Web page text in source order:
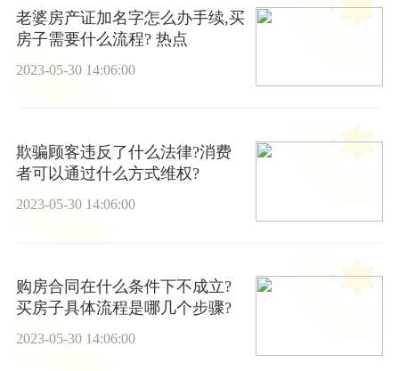
老婆房产证加名字怎么办手续,买
房子需要什么流程? 热点
2023-05-30 14:06:00
欺骗顾客违反了什么法律?消费
者可以通过什么方式维权?
2023-05-30 14:06:00
购房合同在什么条件下不成立?
买房子具体流程是哪几个步骤?
2023-05-30 14:06:00